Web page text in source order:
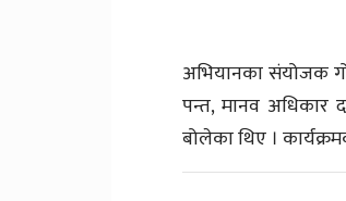
अभियानका संयोजक
पन्त, मानव अधिकार
बोलेका थिए ।